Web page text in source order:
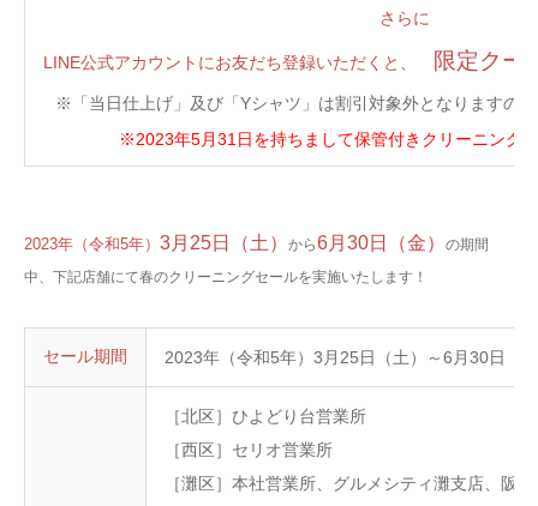
さらに
LINE公式アカウントにお友だち登録いただくと、 限定クー
※「当日仕上げ」及び「Yシャツ」は割引対象外となりますの
※2023年5月31日を持ちまして保管付きクリーニング
2023年（令和5年） 3月25日（土） から6月 30日（金）
の期間
中、下記店舗にて春のクリーニングセールを実施いたします！
セール期間 2023年（令和5年）3月25日（土）～6月30日（
［北区］ひよどり台営業所
［西区］セリオ営業所
［灘区］本社営業所、グルメシティ灘支店、阪